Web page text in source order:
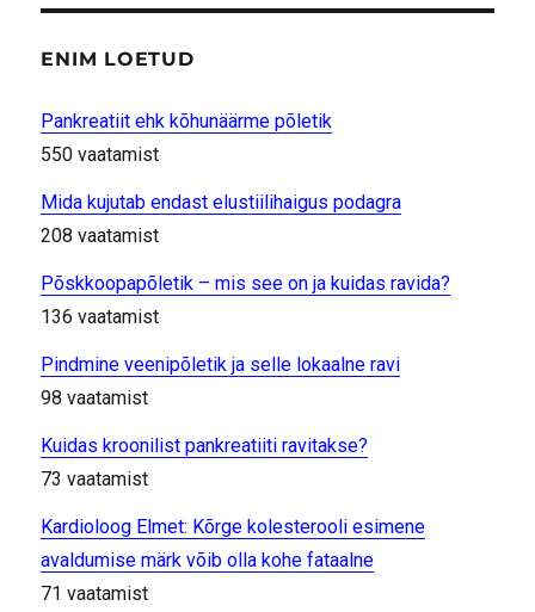
ENIM LOETUD
Pankreatiit ehk kõhunäärme põletik
550 vaatamist
Mida kujutab endast elustiilihaigus podagra
208 vaatamist
Põskkoopapõletik – mis see on ja kuidas ravida?
136 vaatamist
Pindmine veenipõletik ja selle lokaalne ravi
98 vaatamist
Kuidas kroonilist pankreatiiti ravitakse?
73 vaatamist
Kardioloog Elmet: Kõrge kolesterooli esimene
avaldumise märk võib olla kohe fataalne
71 vaatamist